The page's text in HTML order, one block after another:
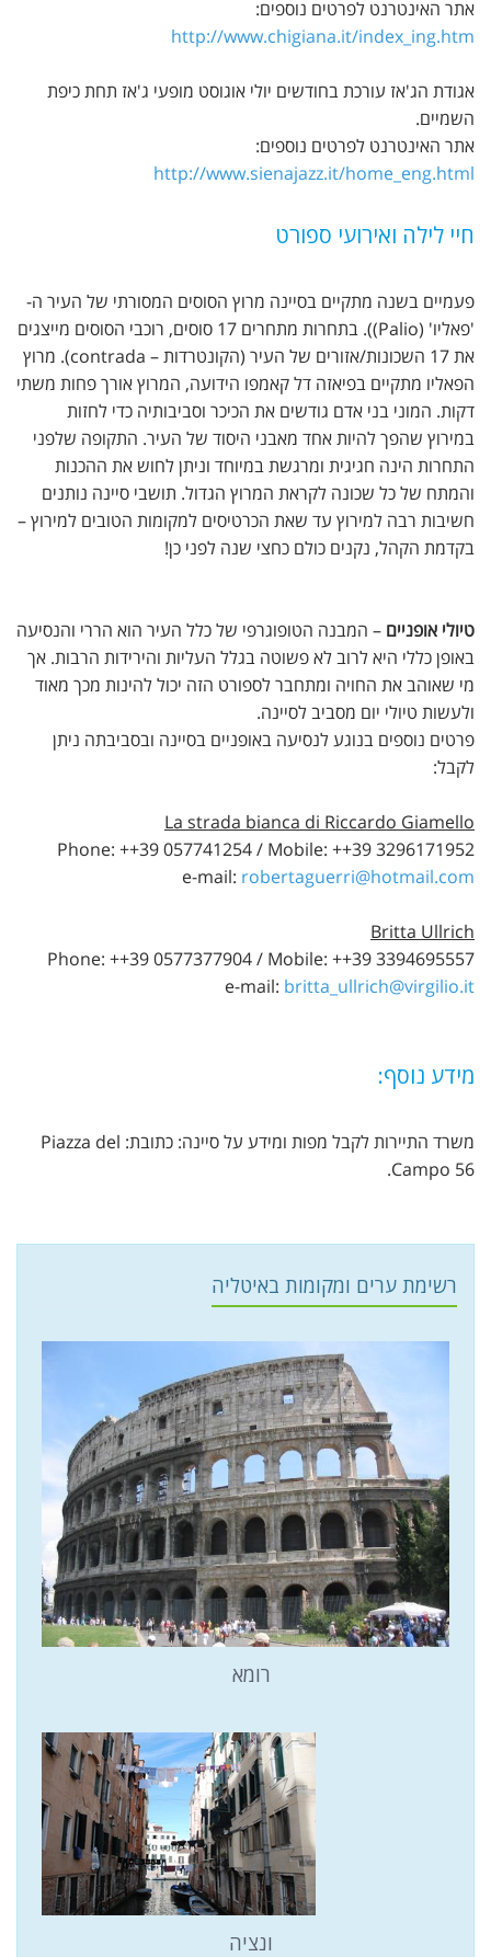
אתר האינטרנט לפרטים נוספים:
http://www.chigiana.it/index_ing.htm
אגודת הג'אז עורכת בחודשים יולי אוגוסט מופעי ג'אז תחת כיפת
השמיים.
אתר האינטרנט לפרטים נוספים:
http://www.sienajazz.it/home_eng.html
חיי לילה ואירועי ספורט
פעמיים בשנה מתקיים בסיינה מרוץ הסוסים המסורתי של העיר ה-
'פאליו' (Palio)). בתחרות מתחרים 17 סוסים, רוכבי הסוסים מייצגים
את 17 השכונות/אזורים של העיר (הקונטרדות – contrada). מרוץ
הפאליו מתקיים בפיאזה דל קאמפו הידועה, המרוץ אורך פחות משתי
דקות. המוני בני אדם גודשים את הכיכר וסביבותיה כדי לחזות
במירוץ שהפך להיות אחד מאבני היסוד של העיר. התקופה שלפני
התחרות הינה חגיגית ומרגשת במיוחד וניתן לחוש את ההכנות
והמתח של כל שכונה לקראת המרוץ הגדול. תושבי סיינה נותנים
חשיבות רבה למירוץ עד שאת הכרטיסים למקומות הטובים למירוץ –
בקדמת הקהל, נקנים כולם כחצי שנה לפני כן!
טיולי אופניים – המבנה הטופוגרפי של כלל העיר הוא הררי והנסיעה
באופן כללי היא לרוב לא פשוטה בגלל העליות והירידות הרבות. אך
מי שאוהב את החויה ומתחבר לספורט הזה יכול להינות מכך מאוד
ולעשות טיולי יום מסביב לסיינה.
פרטים נוספים בנוגע לנסיעה באופניים בסיינה ובסביבתה ניתן
לקבל:
La strada bianca di Riccardo Giamello
Phone: ++39 057741254 / Mobile: ++39 3296171952
e-mail: robertaguerri@hotmail.com
Britta Ullrich
Phone: ++39 0577377904 / Mobile: ++39 3394695557
e-mail: britta_ullrich@virgilio.it
מידע נוסף:
משרד התיירות לקבל מפות ומידע על סיינה: כתובת: Piazza del
Campo 56.
רשימת ערים ומקומות באיטליה
רומא
ונציה